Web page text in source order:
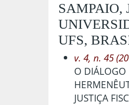
SAMPAIO,
UFS,
v. 4, n. 45
O DIÁLOGO
JUSTIÇA